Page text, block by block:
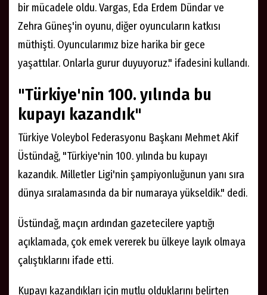
bir mücadele oldu. Vargas, Eda Erdem Dündar ve
Zehra Güneş'in oyunu, diğer oyuncuların katkısı
müthişti. Oyuncularımız bize harika bir gece
yaşattılar. Onlarla gurur duyuyoruz." ifadesini kullandı.
"Türkiye'nin 100. yılında bu
kupayı kazandık"
Türkiye Voleybol Federasyonu Başkanı Mehmet Akif
Üstündağ, "Türkiye'nin 100. yılında bu kupayı
kazandık. Milletler Ligi'nin şampiyonluğunun yanı sıra
dünya sıralamasında da bir numaraya yükseldik." dedi.
Üstündağ, maçın ardından gazetecilere yaptığı
açıklamada, çok emek vererek bu ülkeye layık olmaya
çalıştıklarını ifade etti.
Kupayı kazandıkları için mutlu olduklarını belirten